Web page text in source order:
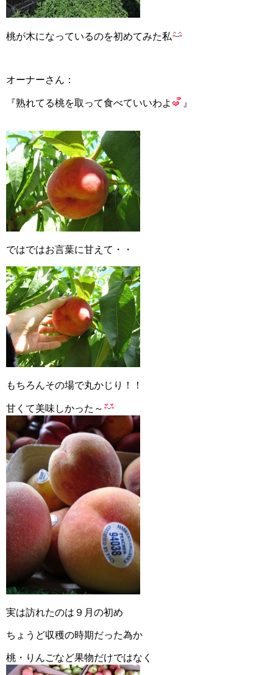
桃が木になっているのを初めてみた私
オーナーさん：
『熟れてる桃を取って食べていいわよ 』
ではではお言葉に甘えて・・
もちろんその場で丸かじり！！
甘くて美味しかった～
実は訪れたのは９月の初め
ちょうど収穫の時期だった為か
桃・りんごなど果物だけではなく